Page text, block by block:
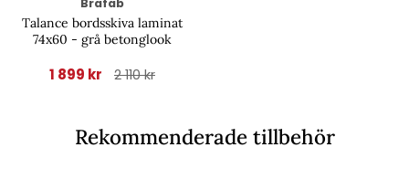
Brafab
Talance bordsskiva laminat
74x60 - grå betonglook
1 899 kr 2 110 kr
Rekommenderade tillbehör